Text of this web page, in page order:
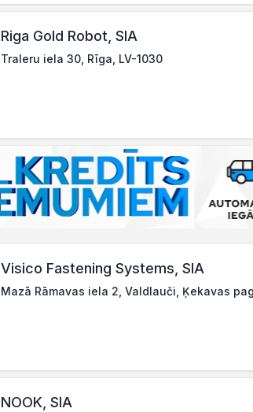
Riga Gold Robot, SIA
Traleru iela 30, Rīga, LV-1030
Visico Fastening Systems, SIA
Mazā Rāmavas iela 2, Valdlauči, Ķekavas
NOOK, SIA